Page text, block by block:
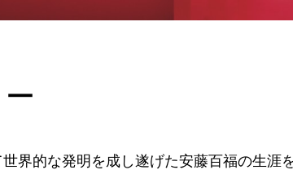
界的な発明を成し遂げた安藤百福の生